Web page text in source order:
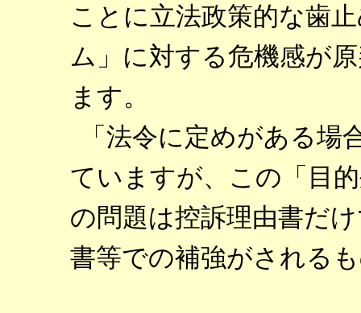
ことに立法政策的な歯
ム」に対する危機感が
ます。
「法令に定めがある
ていますが、この「目
の問題は控訴理由書だ
書等での補強がされる